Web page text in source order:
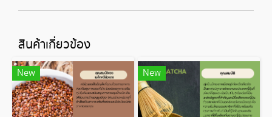
สินค้าเกี่ยวข้อง
New New